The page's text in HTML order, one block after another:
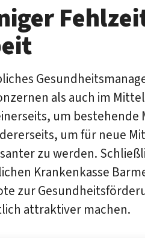
als auch im
um
um für neue
zu werden.
Krankenkasse
zur
attraktiver machen.